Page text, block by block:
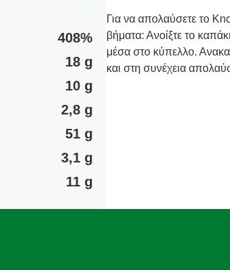
408%
18 g
10 g
2,8 g
51 g
3,1 g
11 g
Για να απολαύσετε το
βήματα: Ανοίξτε το
μέσα στο κύπελλο.
και στη συνέχεια